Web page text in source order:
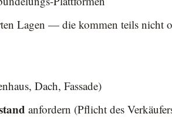
Lagen — die kommen teils nicht
Dach, Fassade)
anfordern (Pflicht des